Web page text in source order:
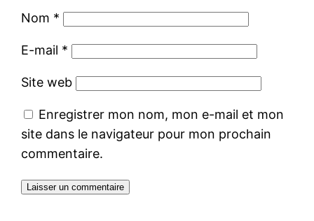
Nom *
E-mail *
Site web
Enregistrer mon nom, mon e-mail et mon
site dans le navigateur pour mon prochain
commentaire.